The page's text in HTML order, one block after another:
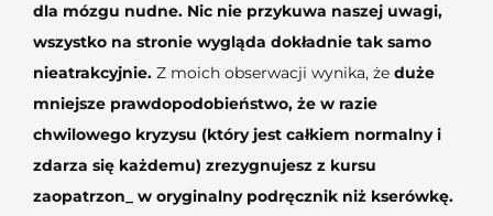
dla mózgu nudne. Nic nie przykuwa naszej uwagi,
wszystko na stronie wygląda dokładnie tak samo
nieatrakcyjnie. Z moich obserwacji wynika, że duże
mniejsze prawdopodobieństwo, że w razie
chwilowego kryzysu (który jest całkiem normalny i
zdarza się każdemu) zrezygnujesz z kursu
zaopatrzon_ w oryginalny podręcznik niż kserówkę.